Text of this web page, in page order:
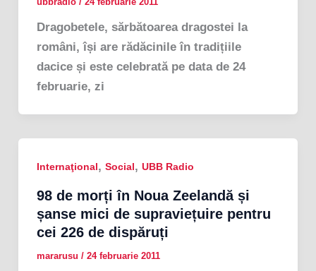
Dragobetele, sărbătoarea dragostei la
români, își are rădăcinile în tradițiile
dacice și este celebrată pe data de 24
februarie, zi
Internaţional, Social, UBB Radio
98 de morți în Noua Zeelandă și
șanse mici de supraviețuire pentru
cei 226 de dispăruți
mararusu / 24 februarie 2011